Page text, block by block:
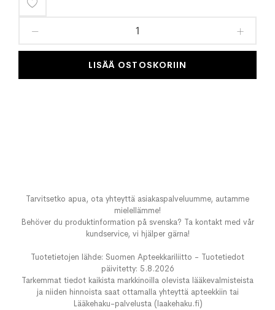
toivelistaan
LISÄÄ OSTOSKORIIN
Tarvitsetko apua, ota yhteyttä asiakaspalveluumme, autamme
mielellämme!
Behöver du produktinformation på svenska? Ta kontakt med vår
kundservice, vi hjälper gärna!
Tuotetietojen lähde: Suomen Apteekkariliitto - Tuotetiedot
päivitetty: 5.8.2026
Tarkemmat tiedot kaikista markkinoilla olevista lääkevalmisteista
ja niiden hinnoista saat ottamalla yhteyttä apteekkiin tai
Lääkehaku-palvelusta (laakehaku.fi)